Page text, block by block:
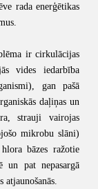
rada enerģētikas
ir cirkulācijas
vides iedarbība
gan pašā
daļiņas un
strauji vairojas
mikrobu slāni)
bāzes ražotie
un pat nepasargā
atjaunošanās.